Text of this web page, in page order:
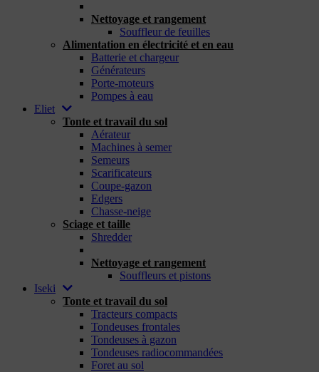
Nettoyage et rangement
Souffleur de feuilles
Alimentation en électricité et en eau
Batterie et chargeur
Générateurs
Porte-moteurs
Pompes à eau
Eliet
Tonte et travail du sol
Aérateur
Machines à semer
Semeurs
Scarificateurs
Coupe-gazon
Edgers
Chasse-neige
Sciage et taille
Shredder
Nettoyage et rangement
Souffleurs et pistons
Iseki
Tonte et travail du sol
Tracteurs compacts
Tondeuses frontales
Tondeuses à gazon
Tondeuses radiocommandées
Foret au sol